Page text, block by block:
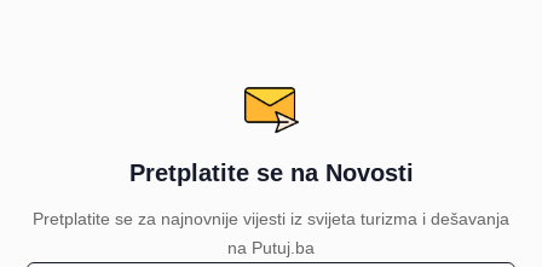
Pretplatite se na Novosti
Pretplatite se za najnovnije vijesti iz svijeta turizma i dešavanja
na Putuj.ba